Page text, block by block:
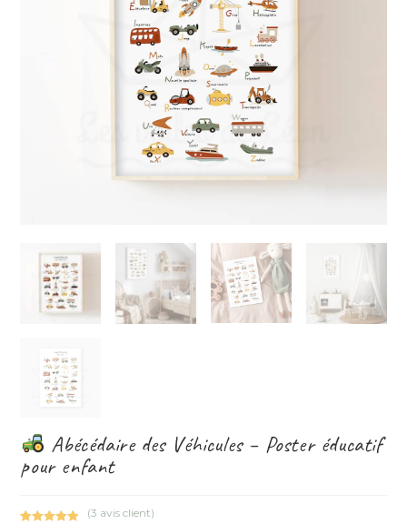
Abécédaire des Véhicules – Poster éducatif
pour enfant
(3 avis client)